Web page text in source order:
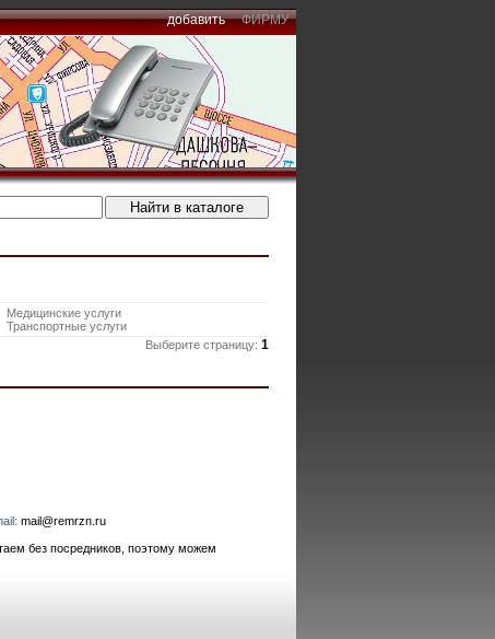
добавить ФИРМУ
Медицинские услуги
Транспортные услуги
Выберите страницу: 1
mail@remrzn.ru
без посредников, поэтому можем